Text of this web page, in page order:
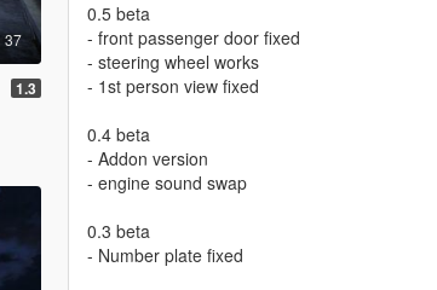
37
1.3
0.5 beta
- front passenger door fixed
- steering wheel works
- 1st person view fixed
0.4 beta
- Addon version
- engine sound swap
0.3 beta
- Number plate fixed